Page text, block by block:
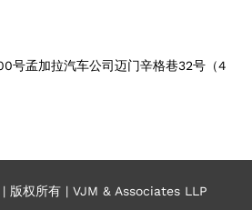
号孟加拉汽车公司迈门辛格巷32号（4
版权所有 | VJM & Associates LLP